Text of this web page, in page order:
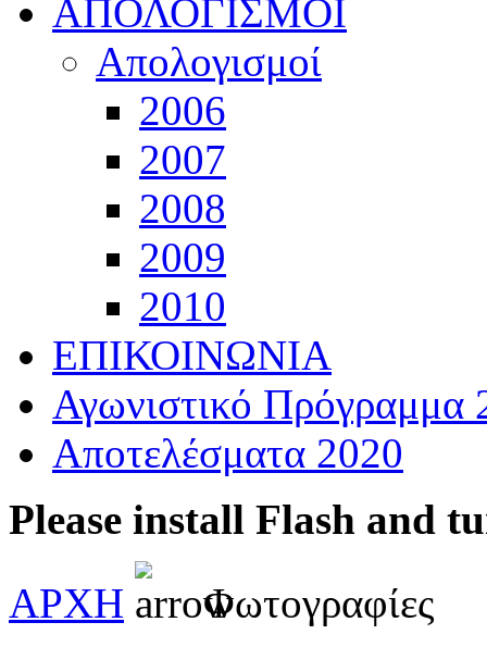
ΑΠΟΛΟΓΙΣΜΟΙ
Απολογισμοί
2006
2007
2008
2009
2010
ΕΠΙΚΟΙΝΩΝΙΑ
Αγωνιστικό Πρόγραμμα
Αποτελέσματα 2020
Please install Flash and
ΑΡΧΗ
Φωτογραφίες